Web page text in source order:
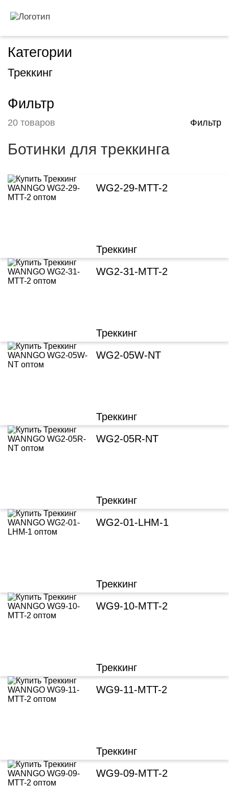
Категории
Треккинг
Фильтр
20 товаров Фильтр
Ботинки для треккинга
WG2-29-MTT-2
Треккинг
WG2-31-MTT-2
Треккинг
WG2-05W-NT
Треккинг
WG2-05R-NT
Треккинг
WG2-01-LHM-1
Треккинг
WG9-10-MTT-2
Треккинг
WG9-11-MTT-2
Треккинг
WG9-09-MTT-2